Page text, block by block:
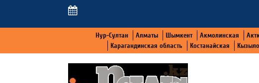
Нур-Султан Алматы Шымкент Акмолинская
Карагандинская область
Костанайская